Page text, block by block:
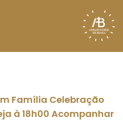
Família Celebração
à 18h00 Acompanhar